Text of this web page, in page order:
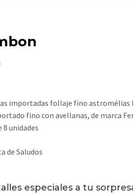
importadas follaje fino astromélias
fino con avellanas, de marca
unidades
de Saludos
especiales a tu